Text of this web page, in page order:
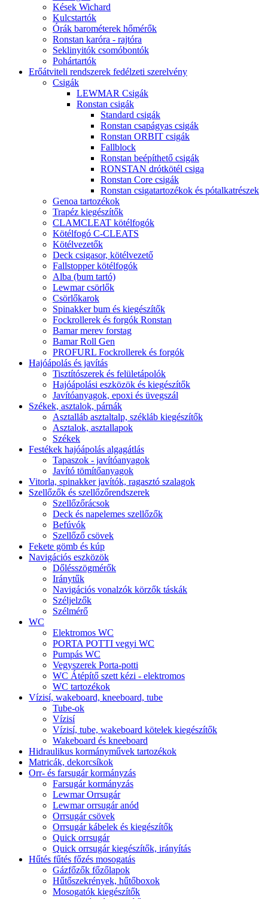
Kések Wichard
Kulcstartók
Órák barométerek hőmérők
Ronstan karóra - rajtóra
Seklinyitók csomóbontók
Pohártartók
Erőátviteli rendszerek fedélzeti szerelvény
Csigák
LEWMAR Csigák
Ronstan csigák
Standard csigák
Ronstan csapágyas csigák
Ronstan ORBIT csigák
Fallblock
Ronstan beépíthető csigák
RONSTAN drótkötél csiga
Ronstan Core csigák
Ronstan csigatartozékok és pótalkatrészek
Genoa tartozékok
Trapéz kiegészítők
CLAMCLEAT kötélfogók
Kötélfogó C-CLEATS
Kötélvezetők
Deck csigasor, kötélvezető
Fallstopper kötélfogók
Alba (bum tartó)
Lewmar csörlők
Csörlőkarok
Spinakker bum és kiegészítők
Fockrollerek és forgók Ronstan
Bamar merev forstag
Bamar Roll Gen
PROFURL Fockrollerek és forgók
Hajóápolás és javítás
Tisztítószerek és felületápolók
Hajóápolási eszközök és kiegészítők
Javítóanyagok, epoxi és üvegszál
Székek, asztalok, párnák
Asztalláb asztaltalp, székláb kiegészítők
Asztalok, asztallapok
Székek
Festékek hajóápolás algagátlás
Tapaszok - javítóanyagok
Javító tömítőanyagok
Vitorla, spinakker javítók, ragasztó szalagok
Szellőzők és szellőzőrendszerek
Szellőzőrácsok
Deck és napelemes szellőzők
Befúvók
Szellőző csövek
Fekete gömb és kúp
Navigációs eszközök
Dőlésszögmérők
Iránytűk
Navigációs vonalzók körzők táskák
Széljelzők
Szélmérő
WC
Elektromos WC
PORTA POTTI vegyi WC
Pumpás WC
Vegyszerek Porta-potti
WC Átépítő szett kézi - elektromos
WC tartozékok
Vízisí, wakeboard, kneeboard, tube
Tube-ok
Vízisí
Vízisí, tube, wakeboard kötelek kiegészítők
Wakeboard és kneeboard
Hidraulikus kormányművek tartozékok
Matricák, dekorcsíkok
Orr- és farsugár kormányzás
Farsugár kormányzás
Lewmar Orrsugár
Lewmar orrsugár anód
Orrsugár csövek
Orrsugár kábelek és kiegészítők
Quick orrsugár
Quick orrsugár kiegészítők, irányítás
Hűtés fűtés főzés mosogatás
Gázfőzők főzőlapok
Hűtőszekrények, hűtőboxok
Mosogatók kiegészítők